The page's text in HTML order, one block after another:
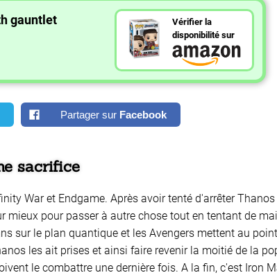
gauntlet
Vérifier la
disponibilité sur
Partager sur Facebook
sacrifice
War et Endgame. Après avoir tenté d'arrêter
pour passer à autre chose tout en tentant de
sur le plan quantique et les Avengers mettent au
les ait prises et ainsi faire revenir la moitié de la
le combattre une dernière fois. A la fin, c'est Iron